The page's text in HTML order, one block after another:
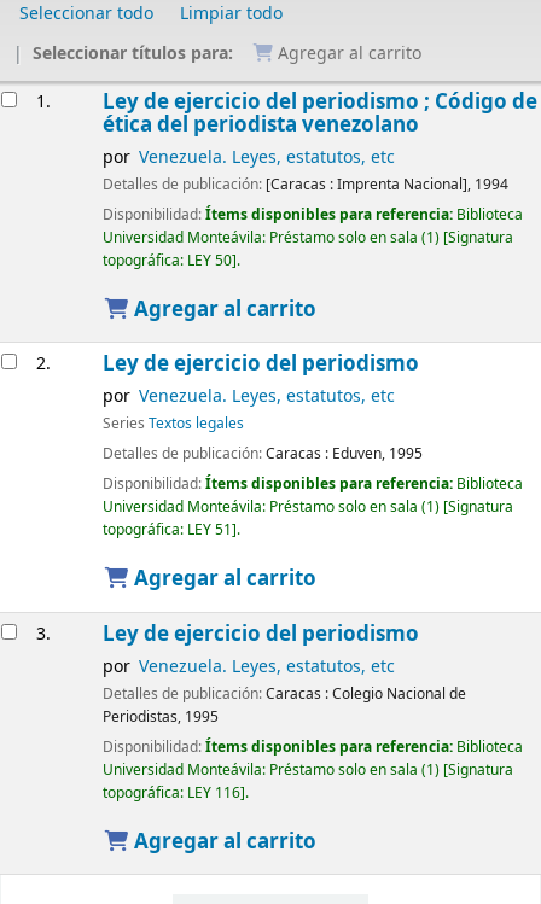
Seleccionar todo
Limpiar todo
Seleccionar títulos para:
Agregar al carrito
1. Ley de ejercicio del periodismo ; Código de
ética del periodista venezolano
por Venezuela. Leyes, estatutos, etc
Detalles de publicación: [Caracas :Imprenta Nacional], 1994
Disponibilidad:Ítems disponibles para referencia: Biblioteca
Universidad Monteávila: Préstamo solo en sala (1) Signatura
topográfica: LEY 50 .
Agregar al carrito
2. Ley de ejercicio del periodismo
por Venezuela. Leyes, estatutos, etc
Series Textos legales
Detalles de publicación:Caracas : Eduven, 1995
Disponibilidad:Ítems disponibles para referencia: Biblioteca
Universidad Monteávila: Préstamo solo en sala (1) Signatura
topográfica: LEY 51 .
Agregar al carrito
3. Ley de ejercicio del periodismo
por Venezuela. Leyes, estatutos, etc
Detalles de publicación:Caracas :Colegio Nacional de
Periodistas, 1995
Disponibilidad:Ítems disponibles para referencia: Biblioteca
Universidad Monteávila: Préstamo solo en sala (1) Signatura
topográfica: LEY 116 .
Agregar al carrito